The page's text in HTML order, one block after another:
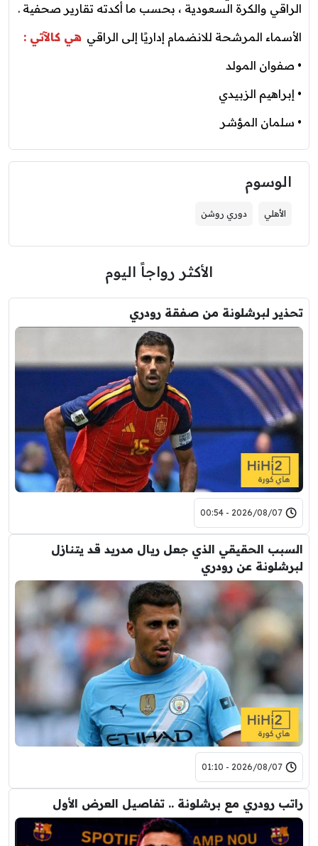
الراقي والكرة السعودية ، بحسب ما أكدته تقارير صحفية .
الأسماء المرشحة للانضمام إداريًا إلى الراقي هي كالآتي :
• صفوان المولد
• إبراهيم الزبيدي
• سلمان المؤشر
الوسوم
الأهلي دوري روشن
الأكثر رواجاً اليوم
تحذير لبرشلونة من صفقة رودري
2026/08/07 - 00:54
السبب الحقيقي الذي جعل ريال مدريد قد يتنازل
لبرشلونة عن رودري
2026/08/07 - 01:10
راتب رودري مع برشلونة .. تفاصيل العرض الأول